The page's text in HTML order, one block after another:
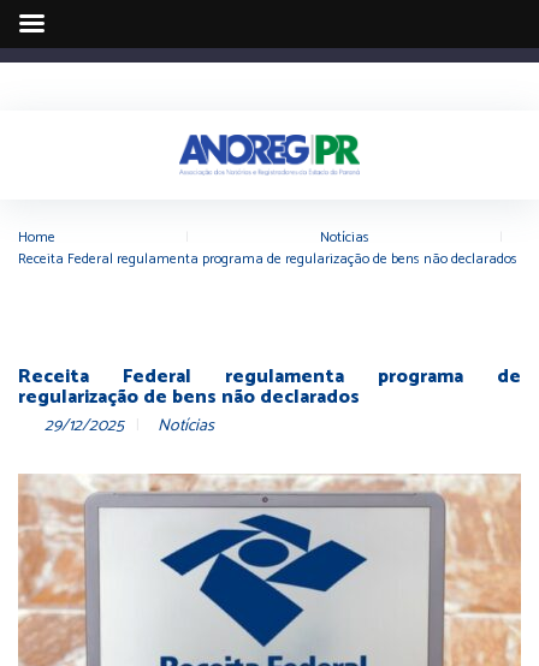
Home Notícias
Receita Federal regulamenta programa de regularização de bens não declarados
Receita Federal regulamenta programa de
regularização de bens não declarados
29/12/2025 Notícias